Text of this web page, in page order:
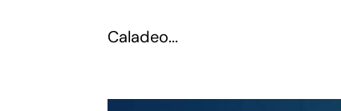
Caladeo...